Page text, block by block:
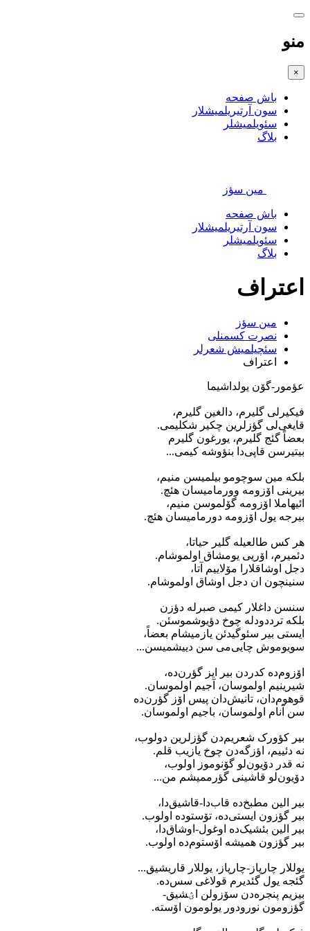
منو
×
باش صفحه
سون آرتیریلمیشلار
سئویلمیشلر
بلاگ
مین سؤز
باش صفحه
سون آرتیریلمیشلار
سئویلمیشلر
بلاگ
اعتراف
مین سؤز
نصرت کسمنلی
سئچیلمیش شعرلر
اعتراف
عؤمور-گۆن یولداشیما
فیکیرلی گلیرم، دالغین گلیرم،
قایغی‌لی گؤزلرین چکیر شکلیمی.
بعضاً گئج گلیرم، یورغون گلیرم
بیتیرسن قاپی‌دا بنؤوشه کیمی...
بلکه مین سوچومو بیلمیسن منیم،
بیرینی اۆزومه وورمامیسان هئچ.
ائیهاملا اۆزومه گۆلموسن منیم،
بیرجه یول اۆزومه دورمامیسان هئچ.
هر کس طالعیله گلیر حیاتا،
دئمیرم، اۆریی یومشاق اولموشام.
دجل اوشاقلارا مۆلاییم آتا،
سنینچون ان دجل اوشاق اولموشام.
سنسن داغلار کیمی صبرله دؤزن
بلکه ترددودله چوخ دؤیوشموسئن.
ایستی بیر سئوگیدئن یازمیشام بعضاً،
سویوموش چایی‌می سن دییشمیسن...
اۆزوم‌ده کدردن بیر ایز گؤرن‌ده،
شیرینیم اولموسان، آجیم اولموسان.
قوهوم‌دان، تانیش‌دان پیس اۆز گؤرن‌ده
سن آنام اولموسان، باجیم اولموسان.
بیر کؤورک شعریم‌دن گؤزلرین دولوب،
نه دئییم، اؤزگه‌دن چوخ یازیب قلم.
نه قدر دۆیون‌لو گۆنوموز اولوب،
دۆیون‌لو قاشینی گؤرممیشم من...
بیر الین مطبخ‌ده قاب‌دا-قاشیق‌دا،
بیر گؤزون ایستی‌ده، تۆستوده اولوب.
بیر الین بئشیک‌ده اوغول-اوشاق‌دا،
بیر گؤزون همیشه اۆستوم‌ده اولوب.
یوللار چارپاز-چارپاز، یوللار قاریشیق...
گئجه یول گئدیرم قولاغی سس‌ده.
بیزیم پنجره‌دن سۆزولن اؽشیق-
گؤزومون نورودور یولومون اۆسته.